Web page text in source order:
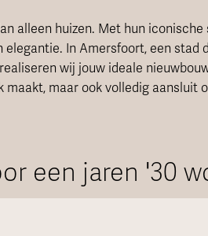
alleen huizen. Met hun
In Amersfoort, een stad
wij jouw ideale
maar ook volledig aansluit
een jaren '30